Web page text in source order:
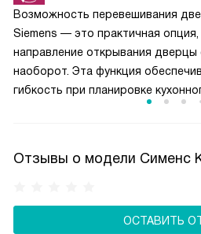
образование наледи к минимуму.
c конструкцией LowFrost
всего лишь один раз в год.
Возможность перевешивания
Siemens — это практичная
направление открывания дверцы
наоборот. Эта функция
гибкость при планировке
Siemens тщательно продумана,
быть выполнен самостоятельно
набора инструментов, делая
Отзывы о модели Сименс
ОСТАВИТЬ